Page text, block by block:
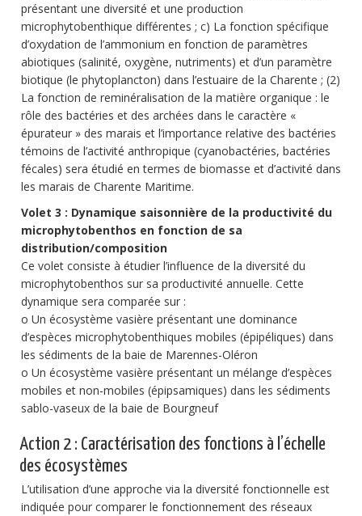
présentant une diversité et une production
microphytobenthique différentes ; c) La fonction spécifique
d’oxydation de l’ammonium en fonction de paramètres
abiotiques (salinité, oxygène, nutriments) et d’un paramètre
biotique (le phytoplancton) dans l’estuaire de la Charente ; (2)
La fonction de reminéralisation de la matière organique : le
rôle des bactéries et des archées dans le caractère «
épurateur » des marais et l’importance relative des bactéries
témoins de l’activité anthropique (cyanobactéries, bactéries
fécales) sera étudié en termes de biomasse et d’activité dans
les marais de Charente Maritime.
Volet 3 : Dynamique saisonnière de la productivité du
microphytobenthos en fonction de sa
distribution/composition
Ce volet consiste à étudier l’influence de la diversité du
microphytobenthos sur sa productivité annuelle. Cette
dynamique sera comparée sur :
o Un écosystème vasière présentant une dominance
d’espèces microphytobenthiques mobiles (épipéliques) dans
les sédiments de la baie de Marennes-Oléron
o Un écosystème vasière présentant un mélange d’espèces
mobiles et non-mobiles (épipsamiques) dans les sédiments
sablo-vaseux de la baie de Bourgneuf
Action 2 : Caractérisation des fonctions à l’échelle
des écosystèmes
L’utilisation d’une approche via la diversité fonctionnelle est
indiquée pour comparer le fonctionnement des réseaux